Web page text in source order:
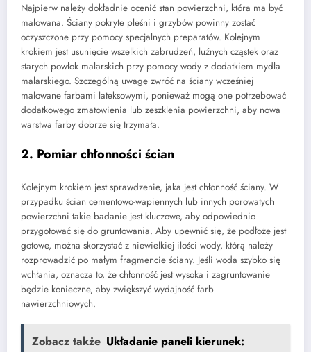
Najpierw należy dokładnie ocenić stan powierzchni, która ma być
malowana. Ściany pokryte pleśni i grzybów powinny zostać
oczyszczone przy pomocy specjalnych preparatów. Kolejnym
krokiem jest usunięcie wszelkich zabrudzeń, luźnych cząstek oraz
starych powłok malarskich przy pomocy wody z dodatkiem mydła
malarskiego. Szczególną uwagę zwróć na ściany wcześniej
malowane farbami lateksowymi, ponieważ mogą one potrzebować
dodatkowego zmatowienia lub zeszklenia powierzchni, aby nowa
warstwa farby dobrze się trzymała.
2. Pomiar chłonności ścian
Kolejnym krokiem jest sprawdzenie, jaka jest chłonność ściany. W
przypadku ścian cementowo-wapiennych lub innych porowatych
powierzchni takie badanie jest kluczowe, aby odpowiednio
przygotować się do gruntowania. Aby upewnić się, że podłoże jest
gotowe, można skorzystać z niewielkiej ilości wody, którą należy
rozprowadzić po małym fragmencie ściany. Jeśli woda szybko się
wchłania, oznacza to, że chłonność jest wysoka i zagruntowanie
będzie konieczne, aby zwiększyć wydajność farb
nawierzchniowych.
Zobacz także Układanie paneli kierunek: